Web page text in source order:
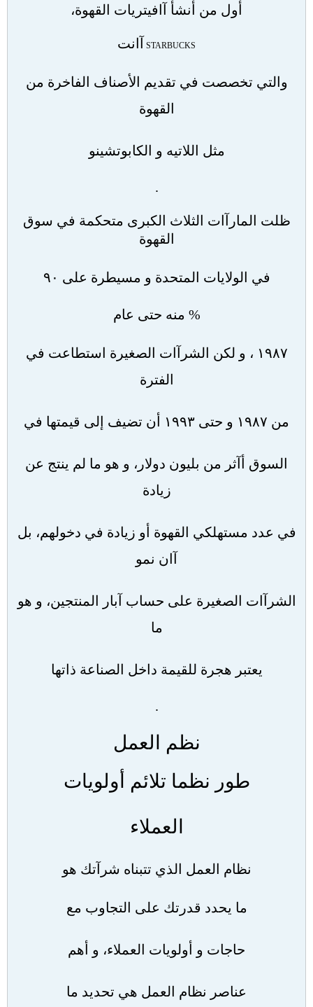
أول من أنشأ آافيتريات القهوة،
STARBUCKS آانت
والتي تخصصت في تقديم الأصناف الفاخرة من
القهوة
مثل اللاتيه و الكابوتشينو
.
ظلت المارآات الثلاث الكبرى متحكمة في سوق
القهوة
في الولايات المتحدة و مسيطرة على ٩٠
% منه حتى عام
١٩٨٧ ، و لكن الشرآات الصغيرة استطاعت في
الفترة
من ١٩٨٧ و حتى ١٩٩٣ أن تضيف إلى قيمتها في
السوق أآثر من بليون دولار، و هو ما لم ينتج عن
زيادة
في عدد مستهلكي القهوة أو زيادة في دخولهم، بل
آان نمو
الشرآات الصغيرة على حساب آبار المنتجين، و هو
ما
يعتبر هجرة للقيمة داخل الصناعة ذاتها
.
نظم العمل
طور نظما تلائم أولويات
العملاء
نظام العمل الذي تتبناه شرآتك هو
ما يحدد قدرتك على التجاوب مع
حاجات و أولويات العملاء، و أهم
عناصر نظام العمل هي تحديد ما